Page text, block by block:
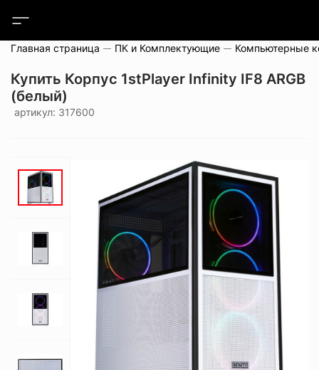
Главная страница ПК и Комплектующие Компьютерные
Купить Корпус 1stPlayer Infinity IF8 ARGB
(белый)
артикул: 317600